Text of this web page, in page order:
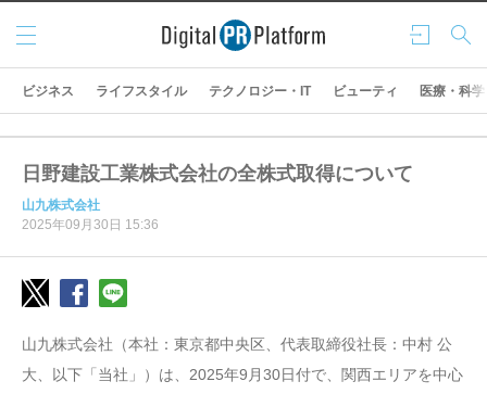
ログ
イン
検索
メニ
ュー
ビジネス ライフスタイル テクノロジー・IT ビューティ 医療・科学
日野建設工業株式会社の全株式取得について
山九株式会社
2025年09月30日 15:36
山九株式会社（本社：東京都中央区、代表取締役社長：中村 公
大、以下「当社」）は、2025年9月30日付で、関西エリアを中心